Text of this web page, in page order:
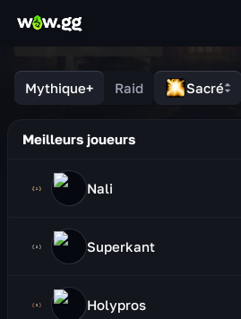
Mythique+ Raid Sacré
Meilleurs joueurs
Nali
Superkant
Holypros